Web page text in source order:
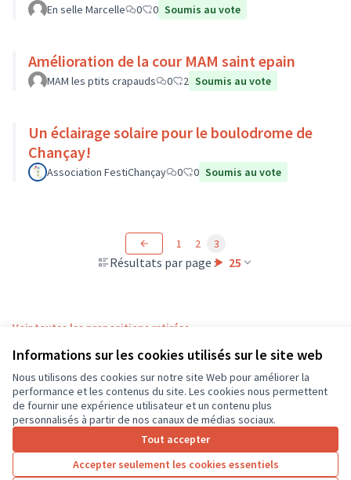
Informations sur les cookies utilisés sur le site web
Nous utilisons des cookies sur notre site Web pour améliorer la
performance et les contenus du site. Les cookies nous permettent
de fournir une expérience utilisateur et un contenu plus
personnalisés à partir de nos canaux de médias sociaux.
Tout accepter
Accepter seulement les cookies essentiels
En selle Marcelle 0 0 Soumis au vote
Amélioration de la cour MAM saint epain
MAM les ptits crapauds 0 2 Soumis au vote
Un éclairage solaire pour le boulodrome de
Chançay!
Association FestiChançay 0 0 Soumis au vote
Résultats par page : 25
1 2 3
Voir toutes les propositions retirées
Conditions d'utilisation
Paramètres des cookies
CD37 sur X
(Lien externe)
CD37 sur Facebook
CD37 sur Instagram
CD37 sur YouTube
(Lien externe)